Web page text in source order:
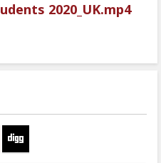
2020_UK.mp4